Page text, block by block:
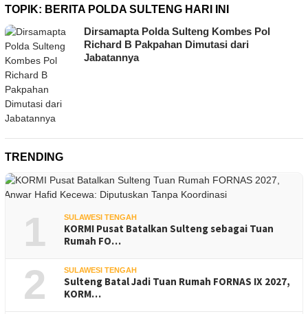
TOPIK: BERITA POLDA SULTENG HARI INI
Dirsamapta Polda Sulteng Kombes Pol
Richard B Pakpahan Dimutasi dari
Jabatannya
TRENDING
1 SULAWESI TENGAH
KORMI Pusat Batalkan Sulteng sebagai Tuan
Rumah FO…
2 SULAWESI TENGAH
Sulteng Batal Jadi Tuan Rumah FORNAS IX 2027,
KORM…